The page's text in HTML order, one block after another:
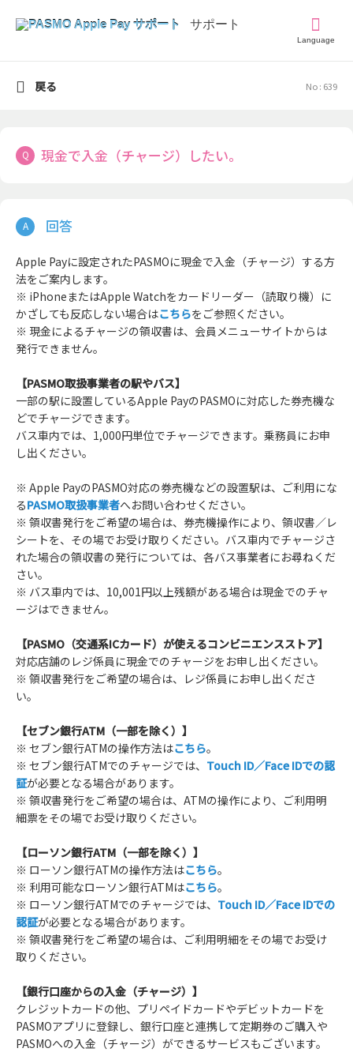
Language
No : 639
現金で入金（チャージ）したい。
Apple Payに設定されたPASMOに現金で入金（チャージ）する方
法をご案内します。
※ iPhoneまたはApple Watchをカードリーダー（読取り機）に
かざしても反応しない場合はこちらをご参照ください。
※ 現金によるチャージの領収書は、会員メニューサイトからは
発行できません。
【PASMO取扱事業者の駅やバス】
一部の駅に設置しているApple PayのPASMOに対応した券売機な
どでチャージできます。
バス車内では、1,000円単位でチャージできます。乗務員にお申
し出ください。
※ Apple PayのPASMO対応の券売機などの設置駅は、ご利用にな
るPASMO取扱事業者へお問い合わせください。
※ 領収書発行をご希望の場合は、券売機操作により、領収書／レ
シートを、その場でお受け取りください。バス車内でチャージさ
れた場合の領収書の発行については、各バス事業者にお尋ねくだ
さい。
※ バス車内では、10,001円以上残額がある場合は現金でのチャ
ージはできません。
【PASMO（交通系ICカード）が使えるコンビニエンスストア】
対応店舗のレジ係員に現金でのチャージをお申し出ください。
※ 領収書発行をご希望の場合は、レジ係員にお申し出くださ
い。
【セブン銀行ATM（一部を除く）】
※ セブン銀行ATMの操作方法はこちら。
※ セブン銀行ATMでのチャージでは、 Touch ID／Face IDでの認
証が必要となる場合があります。
※ 領収書発行をご希望の場合は、ATMの操作により、ご利用明
細票をその場でお受け取りください。
【ローソン銀行ATM（一部を除く）】
※ ローソン銀行ATMの操作方法はこちら。
※ 利用可能なローソン銀行ATMはこちら。
※ ローソン銀行ATMでのチャージでは、 Touch ID／Face IDでの
認証が必要となる場合があります。
※ 領収書発行をご希望の場合は、ご利用明細をその場でお受け
取りください。
【銀行口座からの入金（チャージ）】
クレジットカードの他、プリペイドカードやデビットカードを
PASMOアプリに登録し、銀行口座と連携して定期券のご購入や
PASMOへの入金（チャージ）ができるサービスもございます。
戻る